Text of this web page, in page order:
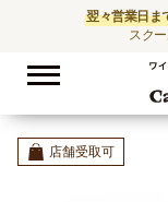
翌々営業日ま
スクール
店舗受取可